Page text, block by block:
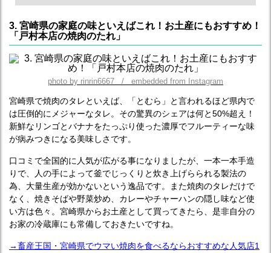
3. 宮崎県の家庭の味といえばこれ！お土産にもおすすめ！
「戸村本店の焼肉のたれ」
photo by rinrin6667 / embedded from Instagram
宮崎県で焼肉のタレといえば、「とむら」と言われるほど県内で
は圧倒的にメジャーなタレ。その驚異のシェアは何と50%超え！
新鮮なリンゴとバナナをたっぷり使った濃厚でフルーティーな味
が病みつきになる美味しさです。
口コミで全国的に人気が広がる事になりましたが、一本一本手造
りで、人の手によって釜でじっくりと炊き上げらられる製法の
為、大量生産が効かないという逸品です。また焼肉のタレだけで
なく、焼きそばや野菜炒め、カレーやチャーハンの隠し味など使
い方は色々。宮崎県からお土産として買ってきたら、是非自分の
お家の冷蔵庫にも常備しておきたいですね。
→畜産王国・宮崎県でウマい焼肉を食べるならおすすめな人気店1